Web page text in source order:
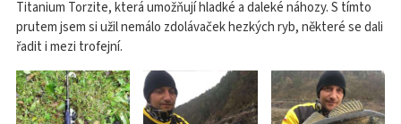
Titanium Torzite, která umožňují hladké a daleké náhozy. S tímto
prutem jsem si užil nemálo zdolávaček hezkých ryb, některé se dali
řadit i mezi trofejní.